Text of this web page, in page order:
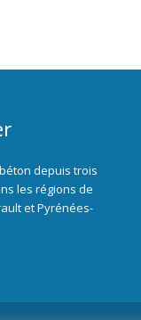
depuis trois
les régions de
et Pyrénées-